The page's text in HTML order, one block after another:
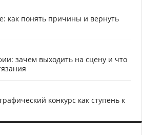
как понять причины и вернуть
зачем выходить на сцену и что
конкурс как ступень к